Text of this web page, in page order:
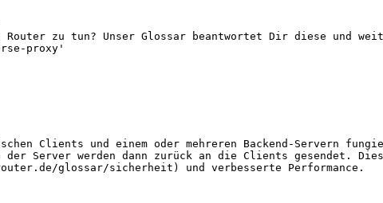
zu tun? Unser Glossar beantwortet Dir diese und
proxy'
Clients und einem oder mehreren Backend-Servern
der Server werden dann zurück an die Clients gesendet.
glossar/sicherheit) und verbesserte Performance.